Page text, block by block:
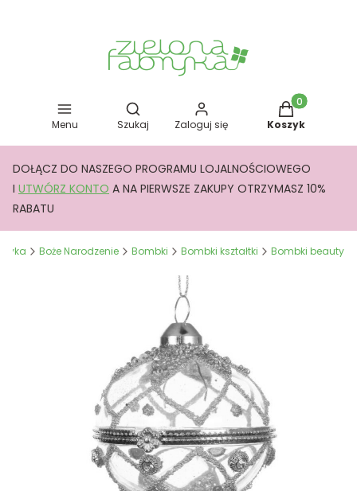
Menu
Otwórz wyszukiwarkę
Szukaj Zaloguj się
Produkty w
Koszyk
DOŁĄCZ DO NASZEGO PROGRAMU LOJALNOŚCIOWEGO
I UTWÓRZ KONTO A NA PIERWSZE ZAKUPY OTRZYMASZ 10%
RABATU
Boże Narodzenie Bombki Bombki kształtki Bombki beauty